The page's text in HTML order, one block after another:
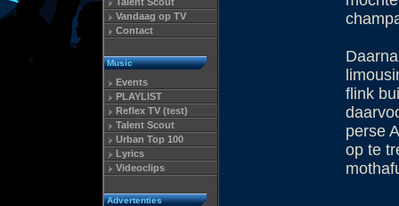
Vandaag op TV
Contact
Music
Events
PLAYLIST
Reflex TV (test)
Talent Scout
Urban Top 100
Lyrics
Videoclips
Advertenties
flink
perse
op te